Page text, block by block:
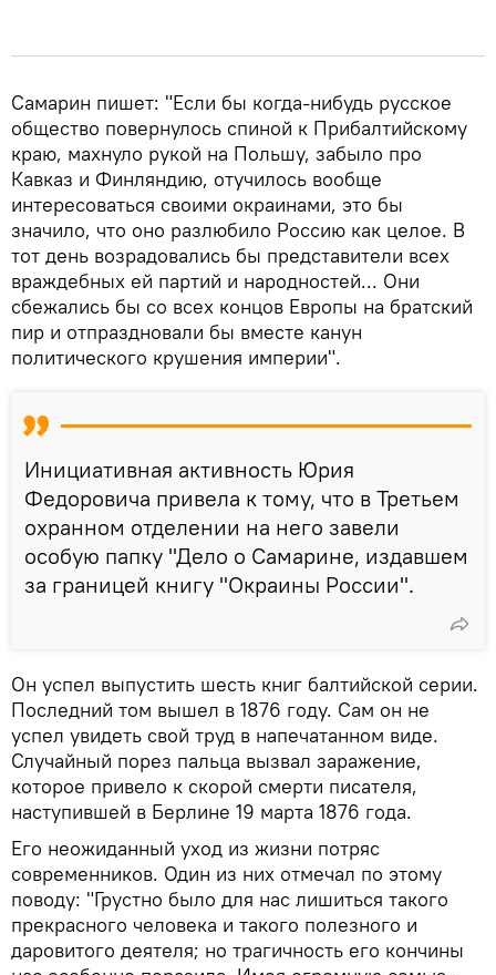
Самарин пишет: "Если бы когда-нибудь русское
общество повернулось спиной к Прибалтийскому
краю, махнуло рукой на Польшу, забыло про
Кавказ и Финляндию, отучилось вообще
интересоваться своими окраинами, это бы
значило, что оно разлюбило Россию как целое. В
тот день возрадовались бы представители всех
враждебных ей партий и народностей... Они
сбежались бы со всех концов Европы на братский
пир и отпраздновали бы вместе канун
политического крушения империи".
Инициативная активность Юрия
Федоровича привела к тому, что в Третьем
охранном отделении на него завели
особую папку "Дело о Самарине, издавшем
за границей книгу "Окраины России".
Он успел выпустить шесть книг балтийской серии.
Последний том вышел в 1876 году. Сам он не
успел увидеть свой труд в напечатанном виде.
Случайный порез пальца вызвал заражение,
которое привело к скорой смерти писателя,
наступившей в Берлине 19 марта 1876 года.
Его неожиданный уход из жизни потряс
современников. Один из них отмечал по этому
поводу: "Грустно было для нас лишиться такого
прекрасного человека и такого полезного и
даровитого деятеля; но трагичность его кончины